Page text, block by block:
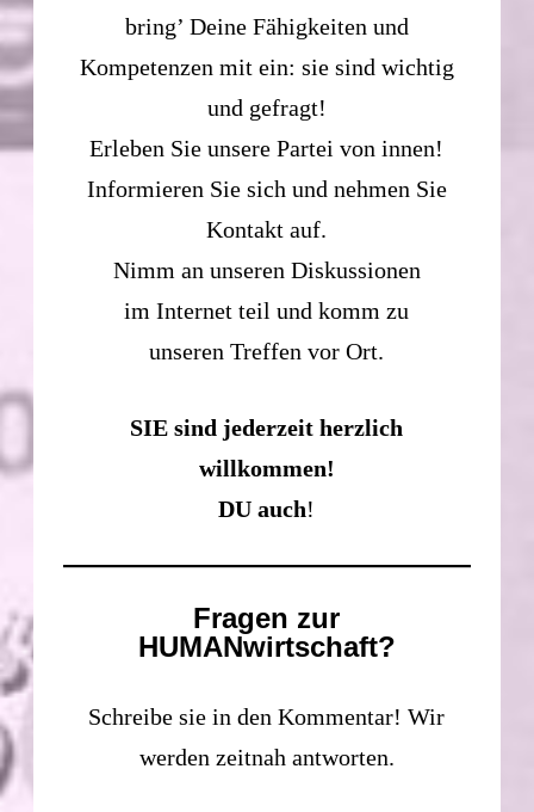
bring’ Deine Fähigkeiten und
Kompetenzen mit ein: sie sind wichtig
und gefragt!
Erleben Sie unsere Partei von innen!
Informieren Sie sich und nehmen Sie
Kontakt auf.
Nimm an unseren Diskussionen
im Internet teil und komm zu
unseren Treffen vor Ort.
SIE sind jederzeit herzlich
willkommen!
DU auch!
Fragen zur
HUMANwirtschaft?
Schreibe sie in den Kommentar! Wir
werden zeitnah antworten.